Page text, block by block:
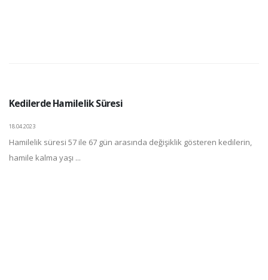
Kedilerde Hamilelik Süresi
18.04.2023
Hamilelik süresi 57 ile 67 gün arasında değişiklik gösteren kedilerin,
hamile kalma yaşı ...